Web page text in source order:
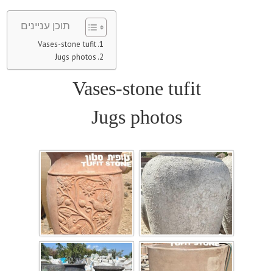
תוכן עניינים
Vases-stone tufit
Jugs photos
Vases-stone tufit
Jugs photos